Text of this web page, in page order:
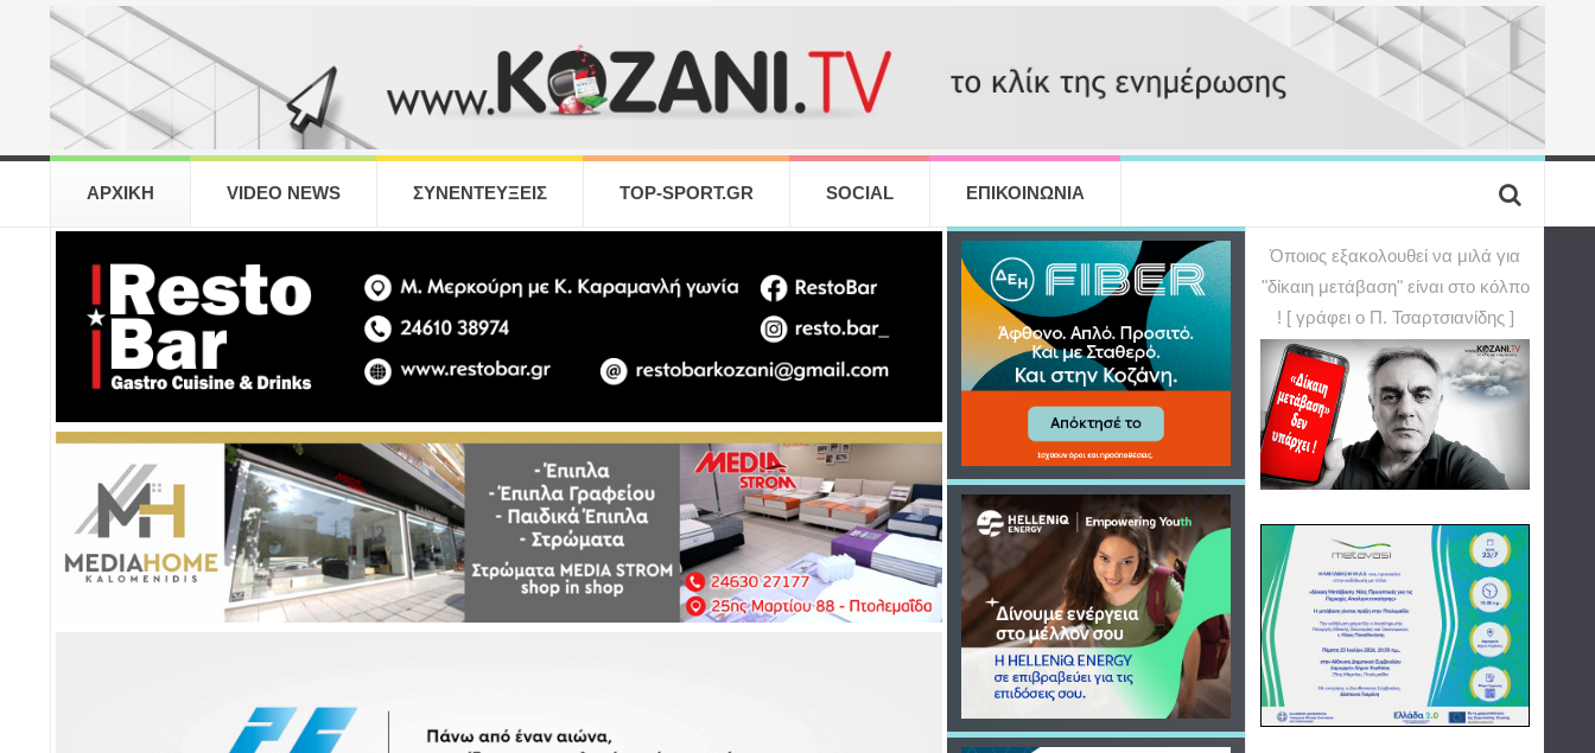
ΑΡΧΙΚΗ VIDEO NEWS ΣΥΝΕΝΤΕΥΞΕΙΣ TOP-SPORT.GR SOCIAL ΕΠΙΚΟΙΝΩΝΙΑ
Όποιος εξακολουθεί να μιλά για
"δίκαιη μετάβαση" είναι στο κόλπο
! [ γράφει ο Π. Τσαρτσιανίδης ]